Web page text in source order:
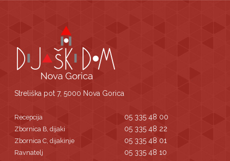
Streliška pot 7, 5000 Nova Gorica
Recepcija 05 335 48 00
Zbornica B, dijaki 05 335 48 22
Zbornica C, dijakinje 05 335 48 01
Ravnatelj 05 335 48 10